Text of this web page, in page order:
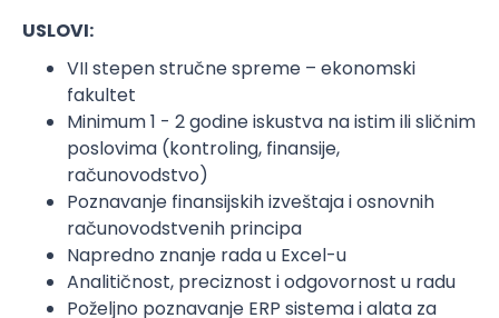
USLOVI:
VII stepen stručne spreme – ekonomski
fakultet
Minimum 1 - 2 godine iskustva na istim ili sličnim
poslovima (kontroling, finansije,
računovodstvo)
Poznavanje finansijskih izveštaja i osnovnih
računovodstvenih principa
Napredno znanje rada u Excel-u
Analitičnost, preciznost i odgovornost u radu
Poželjno poznavanje ERP sistema i alata za